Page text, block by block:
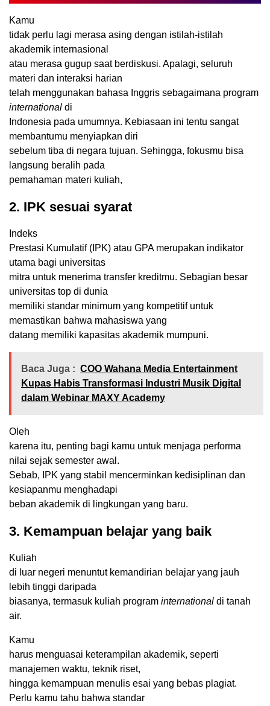
Kamu
tidak perlu lagi merasa asing dengan istilah-istilah
akademik internasional
atau merasa gugup saat berdiskusi. Apalagi, seluruh
materi dan interaksi harian
telah menggunakan bahasa Inggris sebagaimana program
international di
Indonesia pada umumnya. Kebiasaan ini tentu sangat
membantumu menyiapkan diri
sebelum tiba di negara tujuan. Sehingga, fokusmu bisa
langsung beralih pada
pemahaman materi kuliah,
2. IPK sesuai syarat
Indeks
Prestasi Kumulatif (IPK) atau GPA merupakan indikator
utama bagi universitas
mitra untuk menerima transfer kreditmu. Sebagian besar
universitas top di dunia
memiliki standar minimum yang kompetitif untuk
memastikan bahwa mahasiswa yang
datang memiliki kapasitas akademik mumpuni.
Baca Juga : COO Wahana Media Entertainment
Kupas Habis Transformasi Industri Musik Digital
dalam Webinar MAXY Academy
Oleh
karena itu, penting bagi kamu untuk menjaga performa
nilai sejak semester awal.
Sebab, IPK yang stabil mencerminkan kedisiplinan dan
kesiapanmu menghadapi
beban akademik di lingkungan yang baru.
3. Kemampuan belajar yang baik
Kuliah
di luar negeri menuntut kemandirian belajar yang jauh
lebih tinggi daripada
biasanya, termasuk kuliah program international di tanah
air.
Kamu
harus menguasai keterampilan akademik, seperti
manajemen waktu, teknik riset,
hingga kemampuan menulis esai yang bebas plagiat.
Perlu kamu tahu bahwa standar